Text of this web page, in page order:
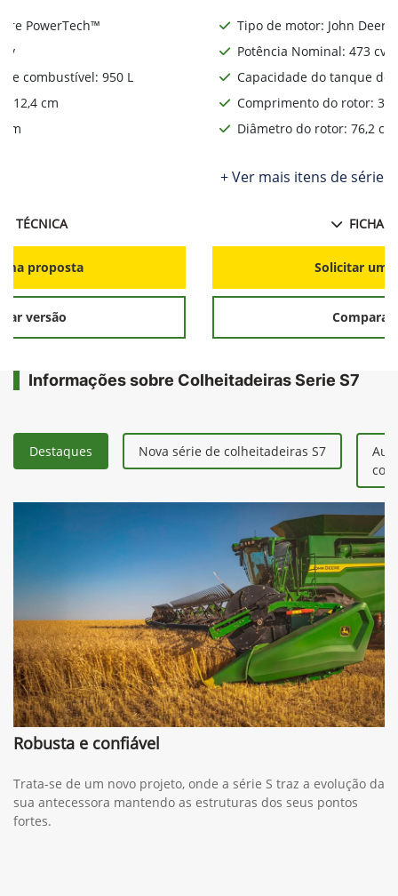
PowerTech™
combustível: 950 L
cm
TÉCNICA
proposta
versão
Tipo de motor: John Deere
Potência Nominal: 473 cv
Capacidade do tanque de
Comprimento do rotor:
Diâmetro do rotor: 76,2 cm
+ Ver mais itens de série
FICHA
Solicitar
Comparar
Informações sobre Colheitadeiras Serie S7
Destaques Nova série de colheitadeiras S7
Robusta e confiável
Trata-se de um novo projeto, onde a série S traz a evolução da
sua antecessora mantendo as estruturas dos seus pontos
fortes.